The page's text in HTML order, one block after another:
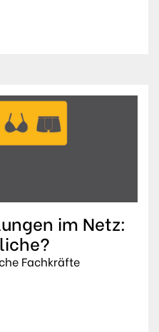
im Netz:
Fachkräfte